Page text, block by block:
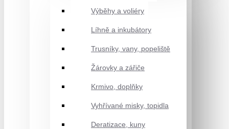
Výběhy a voliéry
Líhně a inkubátory
Trusníky, vany, popeliště
Žárovky a zářiče
Krmivo, doplňky
Vyhřívané misky, topidla
Deratizace, kuny